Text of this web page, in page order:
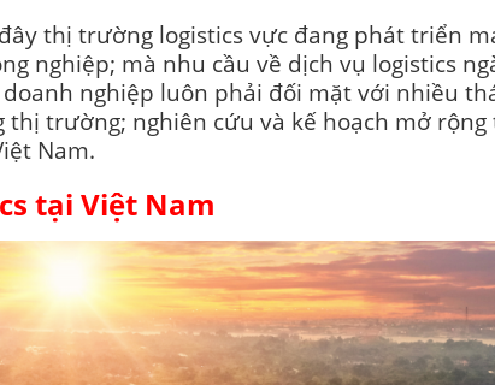
thị trường logistics vực đang phát triển
nghiệp; mà nhu cầu về dịch vụ logistics
nghiệp luôn phải đối mặt với nhiều
thị trường; nghiên cứu và kế hoạch mở
Nam.
tại Việt Nam